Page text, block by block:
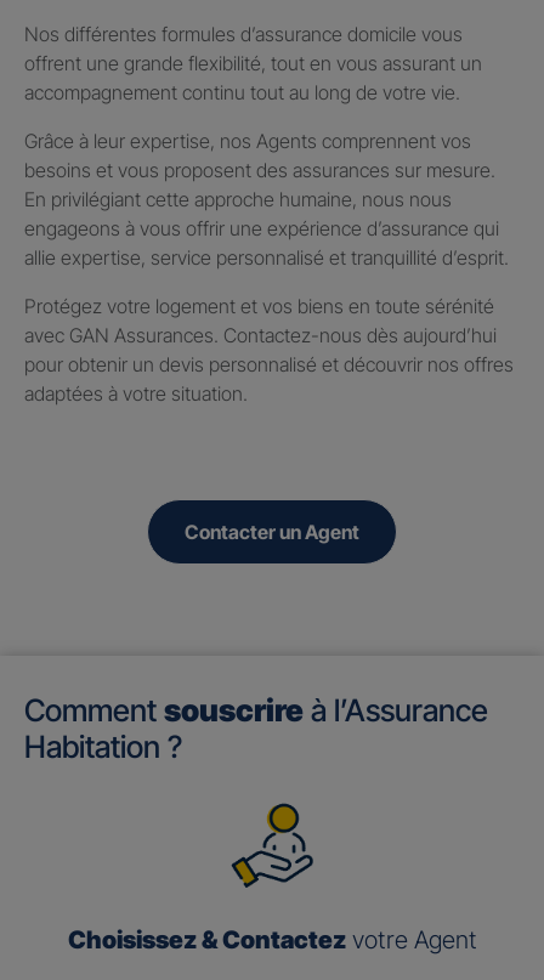
Nos différentes formules d’assurance domicile vous
offrent une grande flexibilité, tout en vous assurant un
accompagnement continu tout au long de votre vie.
Grâce à leur expertise, nos Agents comprennent vos
besoins et vous proposent des assurances sur mesure.
En privilégiant cette approche humaine, nous nous
engageons à vous offrir une expérience d’assurance qui
allie expertise, service personnalisé et tranquillité d’esprit.
Protégez votre logement et vos biens en toute sérénité
avec GAN Assurances. Contactez-nous dès aujourd’hui
pour obtenir un devis personnalisé et découvrir nos offres
adaptées à votre situation.
Contacter un Agent
Comment souscrire à l’Assurance
Habitation ?
Choisissez & Contactezvotre Agent